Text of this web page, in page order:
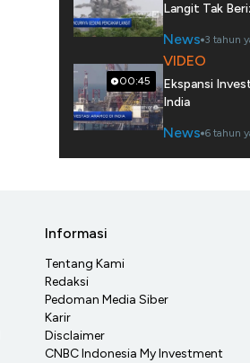
Langit Tak
News 3 tahun
00:45
VIDEO
Ekspansi
India
News 6 tahun
Informasi
Tentang Kami
Redaksi
Pedoman Media Siber
Karir
Disclaimer
CNBC Indonesia My Investment